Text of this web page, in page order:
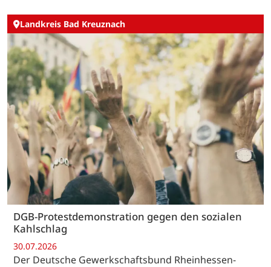
Landkreis Bad Kreuznach
DGB-Protestdemonstration gegen den sozialen
Kahlschlag
30.07.2026
Der Deutsche Gewerkschaftsbund Rheinhessen-